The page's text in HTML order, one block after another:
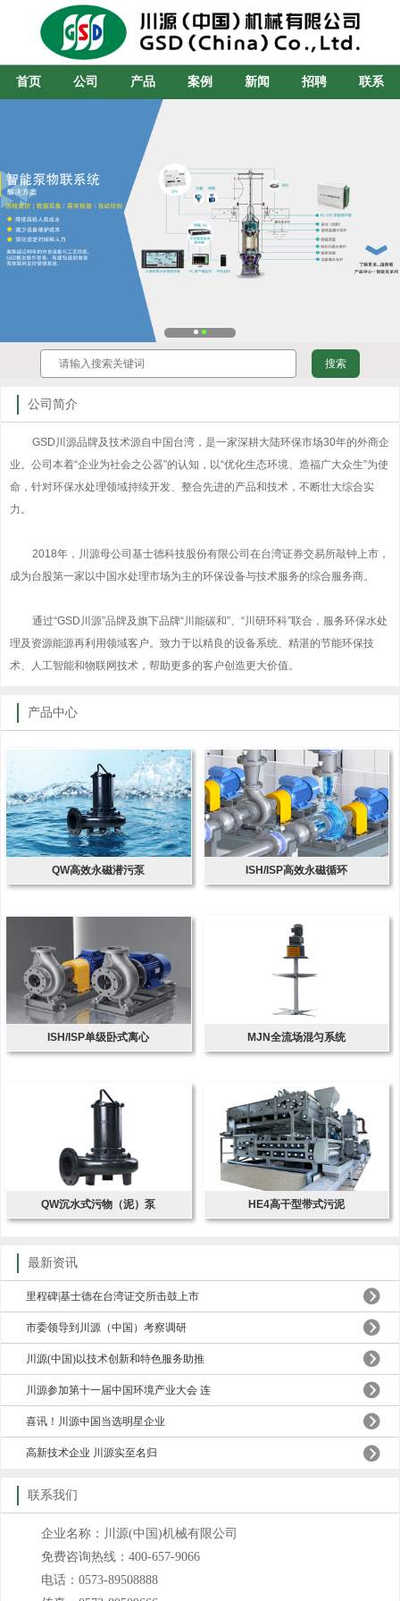
首页 公司 产品 案例 新闻 招聘 联系
公司简介
GSD川源品牌及技术源自中国台湾，是一家深耕大陆环保市场30年的外商企
业。公司本着“企业为社会之公器”的认知，以“优化生态环境、造福广大众生”为使
命，针对环保水处理领域持续开发、整合先进的产品和技术，不断壮大综合实
力。
2018年，川源母公司基士德科技股份有限公司在台湾证券交易所敲钟上市，
成为台股第一家以中国水处理市场为主的环保设备与技术服务的综合服务商。
通过“GSD川源”品牌及旗下品牌“川能碳和”、“川研环科”联合，服务环保水处
理及资源能源再利用领域客户。致力于以精良的设备系统、精湛的节能环保技
术、人工智能和物联网技术，帮助更多的客户创造更大价值。
产品中心
QW高效永磁潜污泵 ISH/ISP高效永磁循环
ISH/ISP单级卧式离心 MJN全流场混匀系统
QW沉水式污物（泥）泵 HE4高干型带式污泥
最新资讯
里程碑|基士德在台湾证交所击鼓上市
市委领导到川源（中国）考察调研
川源(中国)以技术创新和特色服务助推
川源参加第十一届中国环境产业大会 连
喜讯！川源中国当选明星企业
高新技术企业 川源实至名归
联系我们
企业名称：川源(中国)机械有限公司
免费咨询热线：400-657-9066
电话：0573-89508888